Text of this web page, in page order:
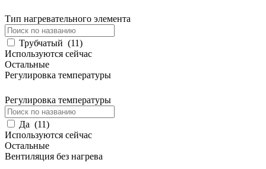
Тип нагревательного элемента
Трубчатый (11)
Используются сейчас
Остальные
Регулировка температуры
Регулировка температуры
Да (11)
Используются сейчас
Остальные
Вентиляция без нагрева